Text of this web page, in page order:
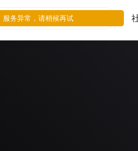
服务异常，请稍候再试